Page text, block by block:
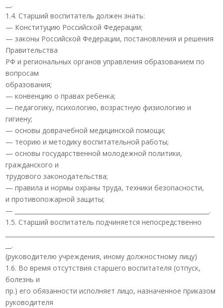
__.
1.4. Старший воспитатель должен знать:
— Конституцию Российской Федерации;
— законы Российской Федерации, постановления и решения
Правительства
РФ и региональных органов управления образованием по
вопросам
образования;
— конвенцию о правах ребенка;
— педагогику, психологию, возрастную физиологию и
гигиену;
— основы доврачебной медицинской помощи;
— теорию и методику воспитательной работы;
— основы государственной молодежной политики,
гражданского и
трудового законодательства;
— правила и нормы охраны труда, техники безопасности,
и противопожарной защиты;
— _________________________________________________________________.
1.5. Старший воспитатель подчиняется непосредственно
__.
(руководителю учреждения, иному должностному лицу)
1.6. Во время отсутствия старшего воспитателя (отпуск,
болезнь и
пр.) его обязанности исполняет лицо, назначенное приказом
руководителя